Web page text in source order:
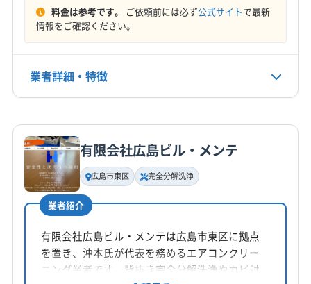
定休日
電話番号
公式HP
公式サイトを見る
料金は参考です。 ご依頼前には必ず公式サイトで最新
情報をご確認ください。
業者詳細・特徴
基本情報
代表者名
和田太志
所在地
広島県東広島市入野中山台4丁目16-2
対応地域
有限会社広島ビル・メンテ
広島市東区 完全分解洗浄
業者紹介
有限会社広島ビル・メンテは広島市東区に拠点
を置き、沖本氏が代表を務めるエアコンクリー
ニング業者です。背抜き完全分解洗浄やカビ対